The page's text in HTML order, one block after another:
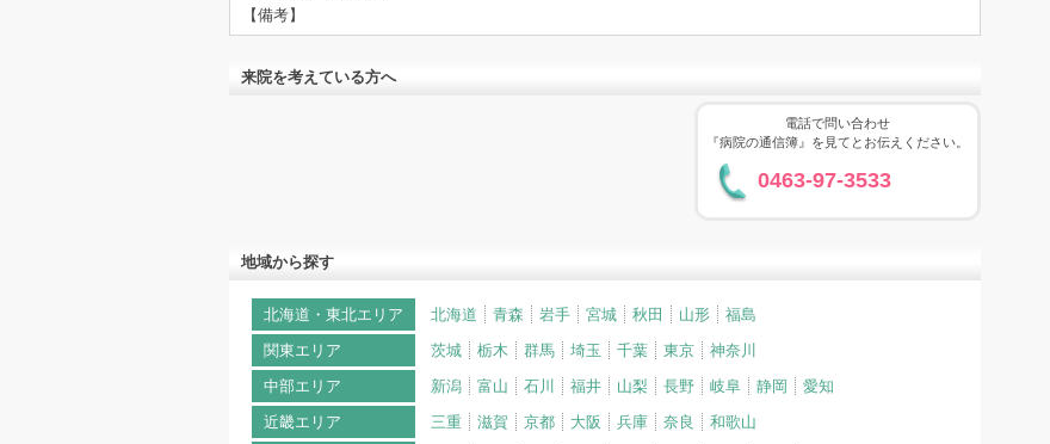
【備考】
来院を考えている方へ
電話で問い合わせ
『病院の通信簿』を見てとお伝えください。
0463-97-3533
地域から探す
北海道・東北エリア 北海道 青森 岩手 宮城 秋田 山形
福島
関東エリア
茨城 栃木 群馬 埼玉 千葉 東京
神奈川
中部エリア
新潟 富山 石川 福井 山梨 長野 岐阜 静岡
愛知
近畿エリア
三重 滋賀 京都 大阪 兵庫 奈良
和歌山